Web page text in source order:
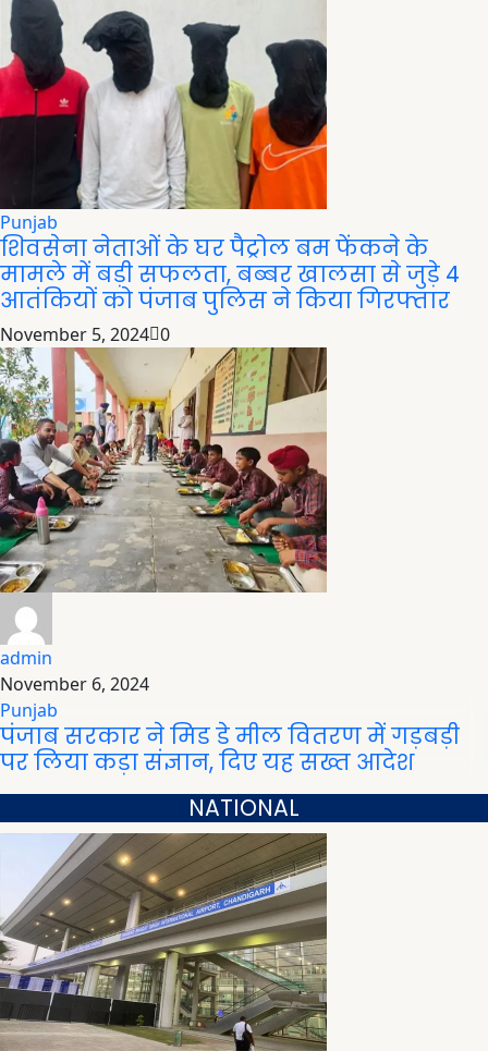
Punjab
शिवसेना नेताओं के घर पैट्रोल बम फेंकने के
मामले में बड़ी सफलता, बब्बर खालसा से जुड़े 4
आतंकियों को पंजाब पुलिस ने किया गिरफ्तार
November 5, 2024 0
admin
November 6, 2024
Punjab
पंजाब सरकार ने मिड डे मील वितरण में गड़बड़ी
पर लिया कड़ा संज्ञान, दिए यह सख्त आदेश
NATIONAL